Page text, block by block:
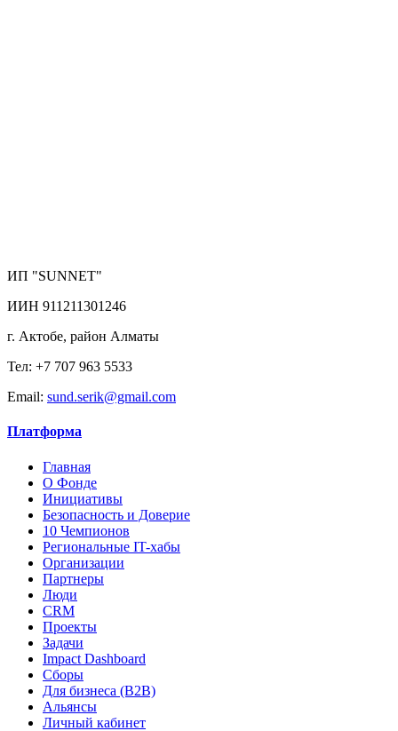
ИП "SUNNET"
ИИН 911211301246
г. Актобе, район Алматы
Тел: +7 707 963 5533
Email: sund.serik@gmail.com
Платформа
Главная
О Фонде
Инициативы
Безопасность и Доверие
10 Чемпионов
Региональные IT-хабы
Организации
Партнеры
Люди
CRM
Проекты
Задачи
Impact Dashboard
Сборы
Для бизнеса (B2B)
Альянсы
Личный кабинет